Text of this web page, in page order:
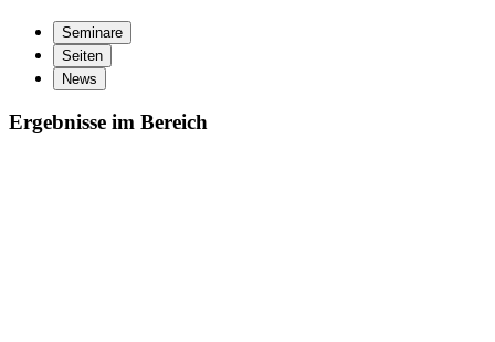
Seminare
Seiten
News
Ergebnisse im Bereich